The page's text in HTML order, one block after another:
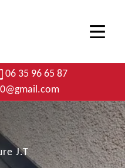
06 35 96 65 87
J.T